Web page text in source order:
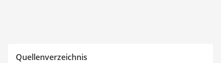
Quellenverzeichnis